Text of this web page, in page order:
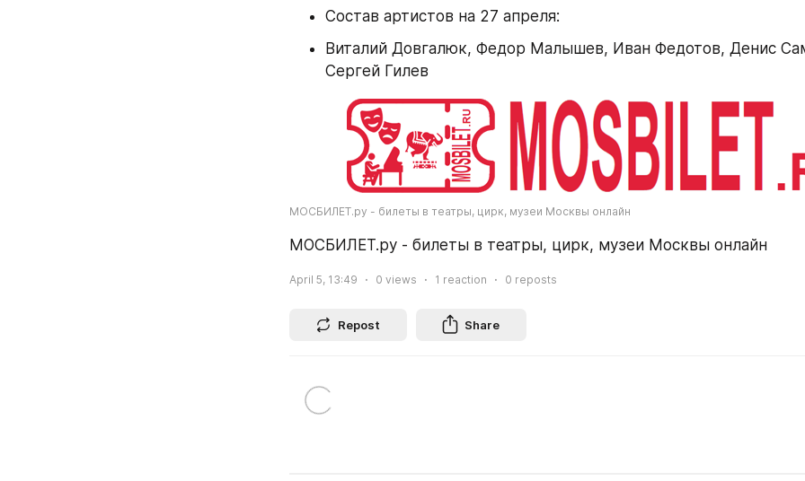
Состав артистов на 27 апреля:
Виталий Довгалюк, Федор Малышев, Иван Федотов, Денис
Сергей Гилев
МОСБИЛЕТ.ру - билеты в театры, цирк, музеи Москвы онлайн
МОСБИЛЕТ.ру - билеты в театры, цирк, музеи Москвы онлайн
April 5, 13:49 0 views 1 reaction 0 reposts
Repost Share